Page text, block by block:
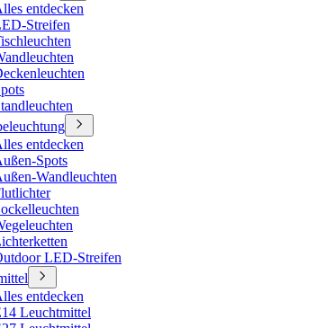
entdecken
Streifen
entdecken
Spots
Wandleuchten
LED-Streifen
entdecken
Leuchtmittel